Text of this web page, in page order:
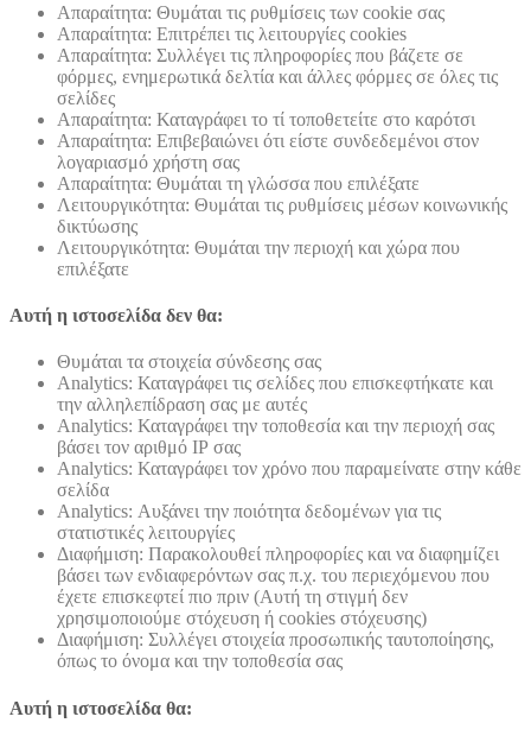
Απαραίτητα: Θυμάται τις ρυθμίσεις των cookie σας
Απαραίτητα: Επιτρέπει τις λειτουργίες cookies
Απαραίτητα: Συλλέγει τις πληροφορίες που βάζετε σε
φόρμες, ενημερωτικά δελτία και άλλες φόρμες σε όλες τις
σελίδες
Απαραίτητα: Καταγράφει το τί τοποθετείτε στο καρότσι
Απαραίτητα: Επιβεβαιώνει ότι είστε συνδεδεμένοι στον
λογαριασμό χρήστη σας
Απαραίτητα: Θυμάται τη γλώσσα που επιλέξατε
Λειτουργικότητα: Θυμάται τις ρυθμίσεις μέσων κοινωνικής
δικτύωσης
Λειτουργικότητα: Θυμάται την περιοχή και χώρα που
επιλέξατε
Αυτή η ιστοσελίδα δεν θα:
Θυμάται τα στοιχεία σύνδεσης σας
Analytics: Καταγράφει τις σελίδες που επισκεφτήκατε και
την αλληλεπίδραση σας με αυτές
Analytics: Καταγράφει την τοποθεσία και την περιοχή σας
βάσει τον αριθμό ΙΡ σας
Analytics: Καταγράφει τον χρόνο που παραμείνατε στην κάθε
σελίδα
Analytics: Αυξάνει την ποιότητα δεδομένων για τις
στατιστικές λειτουργίες
Διαφήμιση: Παρακολουθεί πληροφορίες και να διαφημίζει
βάσει των ενδιαφερόντων σας π.χ. του περιεχόμενου που
έχετε επισκεφτεί πιο πριν (Αυτή τη στιγμή δεν
χρησιμοποιούμε στόχευση ή cookies στόχευσης)
Διαφήμιση: Συλλέγει στοιχεία προσωπικής ταυτοποίησης,
όπως το όνομα και την τοποθεσία σας
Αυτή η ιστοσελίδα θα: